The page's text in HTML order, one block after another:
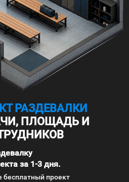
РАЗДЕВАЛКИ
ПЛОЩАДЬ И
за 1-3 дня.
бесплатный проект